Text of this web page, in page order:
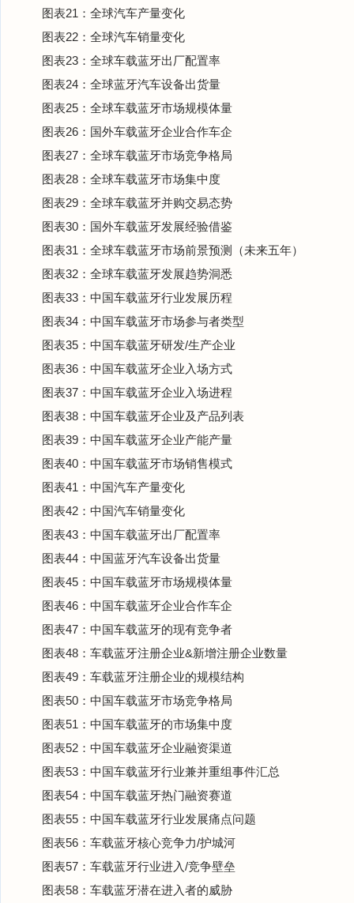
图表21：全球汽车产量变化
图表22：全球汽车销量变化
图表23：全球车载蓝牙出厂配置率
图表24：全球蓝牙汽车设备出货量
图表25：全球车载蓝牙市场规模体量
图表26：国外车载蓝牙企业合作车企
图表27：全球车载蓝牙市场竞争格局
图表28：全球车载蓝牙市场集中度
图表29：全球车载蓝牙并购交易态势
图表30：国外车载蓝牙发展经验借鉴
图表31：全球车载蓝牙市场前景预测（未来五年）
图表32：全球车载蓝牙发展趋势洞悉
图表33：中国车载蓝牙行业发展历程
图表34：中国车载蓝牙市场参与者类型
图表35：中国车载蓝牙研发/生产企业
图表36：中国车载蓝牙企业入场方式
图表37：中国车载蓝牙企业入场进程
图表38：中国车载蓝牙企业及产品列表
图表39：中国车载蓝牙企业产能产量
图表40：中国车载蓝牙市场销售模式
图表41：中国汽车产量变化
图表42：中国汽车销量变化
图表43：中国车载蓝牙出厂配置率
图表44：中国蓝牙汽车设备出货量
图表45：中国车载蓝牙市场规模体量
图表46：中国车载蓝牙企业合作车企
图表47：中国车载蓝牙的现有竞争者
图表48：车载蓝牙注册企业&新增注册企业数量
图表49：车载蓝牙注册企业的规模结构
图表50：中国车载蓝牙市场竞争格局
图表51：中国车载蓝牙的市场集中度
图表52：中国车载蓝牙企业融资渠道
图表53：中国车载蓝牙行业兼并重组事件汇总
图表54：中国车载蓝牙热门融资赛道
图表55：中国车载蓝牙行业发展痛点问题
图表56：车载蓝牙核心竞争力/护城河
图表57：车载蓝牙行业进入/竞争壁垒
图表58：车载蓝牙潜在进入者的威胁